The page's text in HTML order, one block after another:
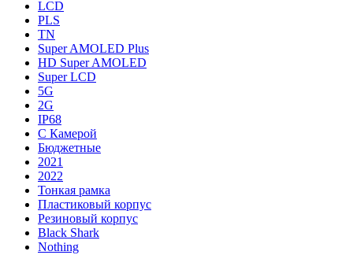
LCD
PLS
TN
Super AMOLED Plus
HD Super AMOLED
Super LCD
5G
2G
IP68
С Камерой
Бюджетные
2021
2022
Тонкая рамка
Пластиковый корпус
Резиновый корпус
Black Shark
Nothing